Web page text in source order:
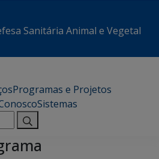
Sanitária Animal e Vegetal
Programas e Projetos
Sistemas